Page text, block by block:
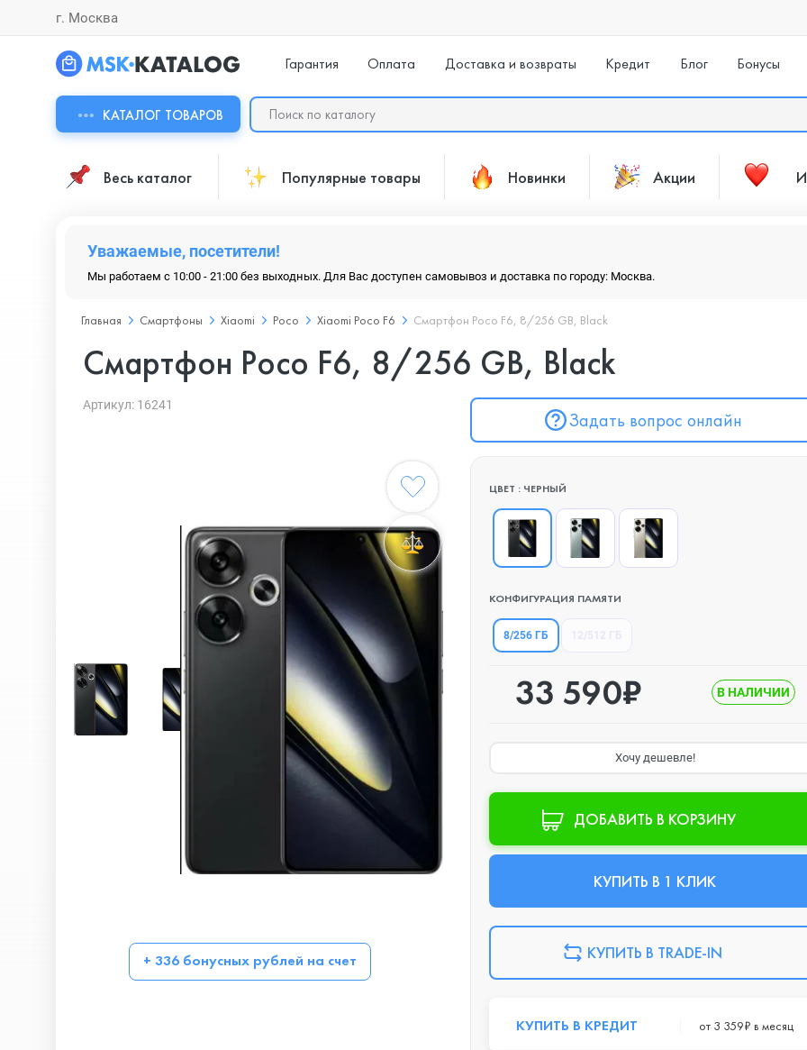
г. Москва
Гарантия Оплата Доставка и возвраты Кредит Блог Бонусы
КАТАЛОГ ТОВАРОВ
Весь каталог Популярные товары Новинки Акции
Уважаемые, посетители!
Мы работаем с 10:00 - 21:00 без выходных. Для Вас доступен самовывоз и доставка по городу: Москва.
Главная Смартфоны Xiaomi Poco Xiaomi Poco F6 Смартфон Poco F6, 8/256 GB, Black
Смартфон Poco F6, 8/256 GB, Black
Артикул: 16241
Задать вопрос онлайн
+ 336 бонусных рублей на счет
ЦВЕТ : ЧЕРНЫЙ
КОНФИГУРАЦИЯ ПАМЯТИ
8/256 ГБ
33 590₽ В НАЛИЧИИ
Хочу дешевле!
ДОБАВИТЬ В КОРЗИНУ
КУПИТЬ В 1 КЛИК
КУПИТЬ В TRADE-IN
КУПИТЬ В КРЕДИТ от 3 359₽ в месяц